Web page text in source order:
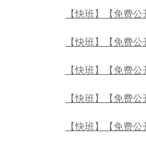
【快班】【免费
【快班】【免费
【快班】【免费
【快班】【免费
【快班】【免费